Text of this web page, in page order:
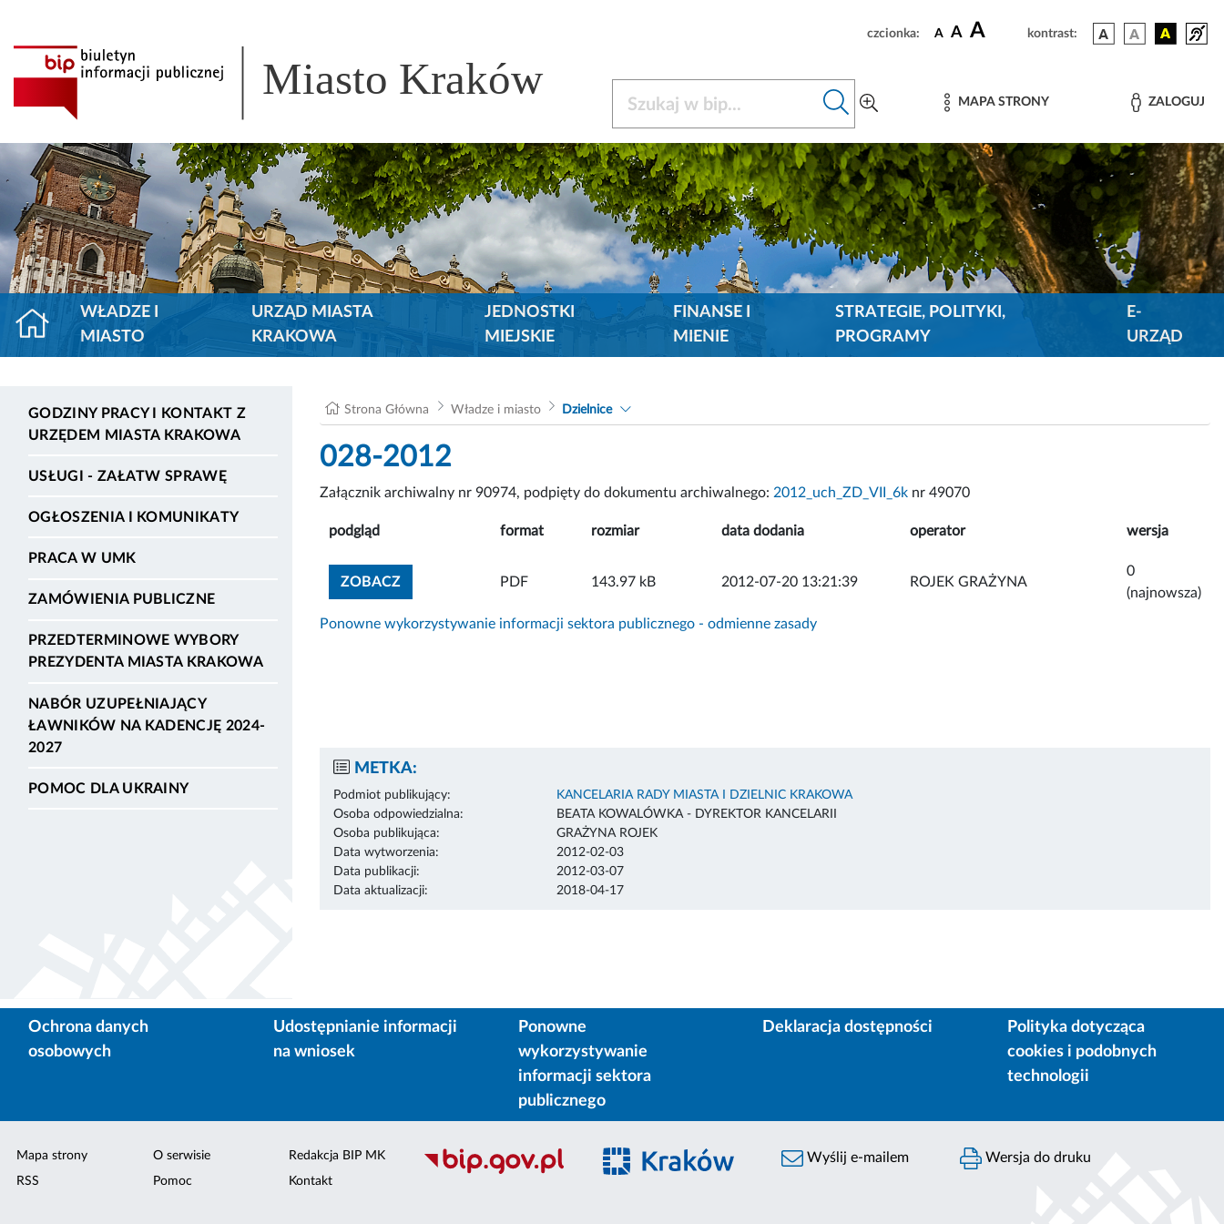
czcionka: A A A kontrast:
Miasto Kraków MAPA STRONY ZALOGUJ
WŁADZE I
MIASTO
URZĄD MIASTA
KRAKOWA
JEDNOSTKI
MIEJSKIE
FINANSE I
MIENIE
STRATEGIE, POLITYKI,
PROGRAMY
E-
URZĄD
GODZINY PRACY I KONTAKT Z
URZĘDEM MIASTA KRAKOWA
USŁUGI - ZAŁATW SPRAWĘ
OGŁOSZENIA I KOMUNIKATY
PRACA W UMK
ZAMÓWIENIA PUBLICZNE
PRZEDTERMINOWE WYBORY
PREZYDENTA MIASTA KRAKOWA
NABÓR UZUPEŁNIAJĄCY
ŁAWNIKÓW NA KADENCJĘ 2024-
2027
POMOC DLA UKRAINY
Strona Główna Władze i miasto Dzielnice
028-2012
Załącznik archiwalny nr 90974, podpięty do dokumentu archiwalnego: 2012_uch_ZD_VII_6k nr 49070
podgląd format rozmiar data dodania operator wersja
ZOBACZZOBACZ ZAŁĄCZNIK
PDF 143.97 kB 2012-07-20 13:21:39 ROJEK GRAŻYNA
0
(najnowsza)
Ponowne wykorzystywanie informacji sektora publicznego - odmienne zasady
METKA:
Podmiot publikujący:
KANCELARIA RADY MIASTA I DZIELNIC KRAKOWA
Osoba odpowiedzialna:
BEATA KOWALÓWKA - DYREKTOR KANCELARII
Osoba publikująca:
GRAŻYNA ROJEK
Data wytworzenia:
2012-02-03
Data publikacji:
2012-03-07
Data aktualizacji:
2018-04-17
Ochrona danych
osobowych
Udostępnianie informacji
na wniosek
Ponowne
wykorzystywanie
informacji sektora
publicznego
Deklaracja dostępności
Polityka dotycząca
cookies i podobnych
technologii
Mapa strony
RSS
O serwisie
Pomoc
Redakcja BIP MK
Kontakt
Wyślij e-mailem Wersja do druku